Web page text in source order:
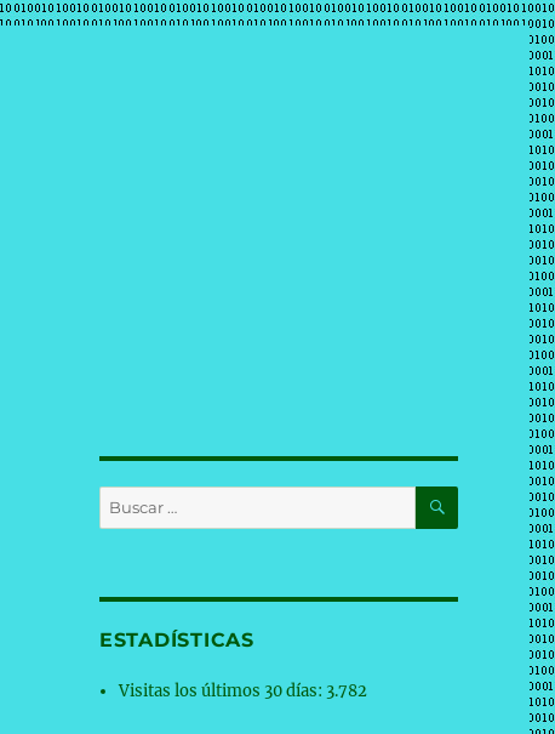
Buscar
por:
BUSCAR
ESTADÍSTICAS
Visitas los últimos 30 días: 3.782